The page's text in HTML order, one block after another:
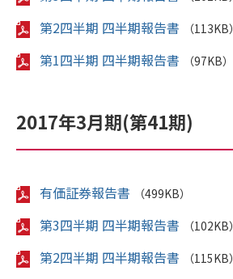
第2四半期 四半期報告書 （113KB）
第1四半期 四半期報告書 （97KB）
2017年3月期(第41期)
有価証券報告書 （499KB）
第3四半期 四半期報告書 （102KB）
第2四半期 四半期報告書 （115KB）